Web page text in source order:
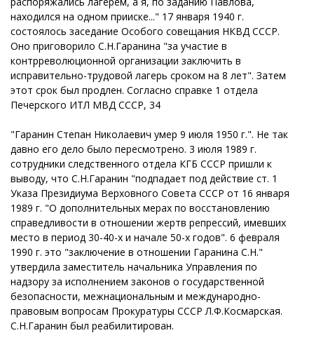
находился на одном прииске..." 17 января 1940 г.
состоялось заседание Особого совещания НКВД СССР.
Оно приговорило С.Н.Гаранина "за участие в
контрреволюционной организации заключить в
исправительно-трудовой лагерь сроком на 8 лет". Затем
этот срок был продлен. Согласно справке 1 отдела
Печерского ИТЛ МВД СССР, 34
"Гаранин Степан Николаевич умер 9 июля 1950 г.". Не так
давно его дело было пересмотрено. 3 июля 1989 г.
сотрудники следственного отдела КГБ СССР пришли к
выводу, что С.Н.Гаранин "подпадает под действие ст. 1
Указа Президиума Верховного Совета СССР от 16 января
1989 г. "О дополнительных мерах по восстановлению
справедливости в отношении жертв репрессий, имевших
место в период 30-40-х и начале 50-х годов". 6 февраля
1990 г. это "заключение в отношении Гаранина С.Н."
утвердила заместитель начальника Управления по
надзору за исполнением законов о государственной
безопасности, межнациональным и международно-
правовым вопросам Прокуратуры СССР Л.Ф.Космарская.
С.Н.Гаранин был реабилитирован.